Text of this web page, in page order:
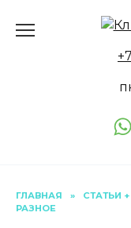
ГЛАВНАЯ » СТАТЬИ
РАЗНОЕ